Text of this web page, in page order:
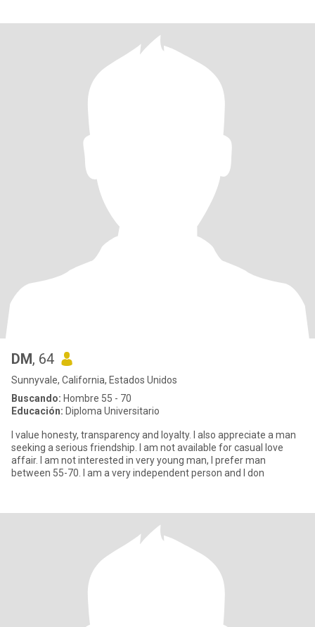
DM, 64
Sunnyvale, California, Estados Unidos
Buscando: Hombre 55 - 70
Educación: Diploma Universitario
I value honesty, transparency and loyalty. I also appreciate a man
seeking a serious friendship. I am not available for casual love
affair. I am not interested in very young man, I prefer man
between 55-70. I am a very independent person and I don